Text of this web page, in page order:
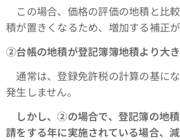
この場合、価格の評価の地積と比
積が置きくなるため、増加する補正が
➁台帳の地積が登記簿簿地積より大
通常は、登録免許税の計算の基に
発生しません。
しかし、➁の場合で、登記簿の地
請をする年に実施されている場合、